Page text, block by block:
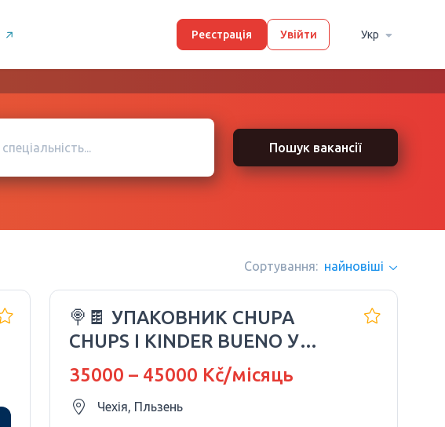
Реєстрація Увійти Укр
Пошук вакансії
Сортування: найновіші
🍭🍫 УПАКОВНИК CHUPA
CHUPS І KINDER BUENO У
ЧЕХІЇ
35000 – 45000 Kč/місяць
Чехія, Пльзень